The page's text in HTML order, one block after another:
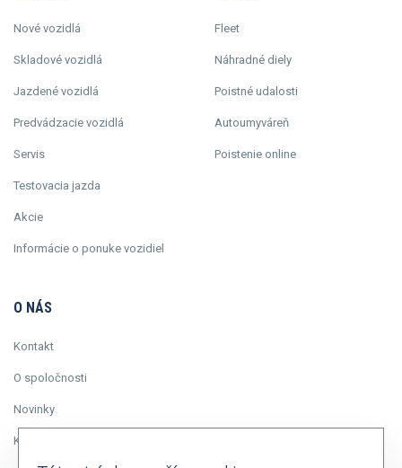
Nové vozidlá
Skladové vozidlá
Jazdené vozidlá
Predvádzacie vozidlá
Servis
Testovacia jazda
Akcie
Informácie o ponuke vozidiel
Fleet
Náhradné diely
Poistné udalosti
Autoumyváreň
Poistenie online
O NÁS
Kontakt
O spoločnosti
Novinky
Kariéra